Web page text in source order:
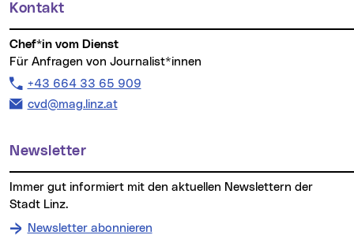
Kontakt
Chef*in vom Dienst
Für Anfragen von Journalist*innen
Telefon:
+43 664 33 65 909
E-Mail Adresse:
cvd@mag.linz.at
Newsletter
Stadt Linz.
Newsletter abonnieren